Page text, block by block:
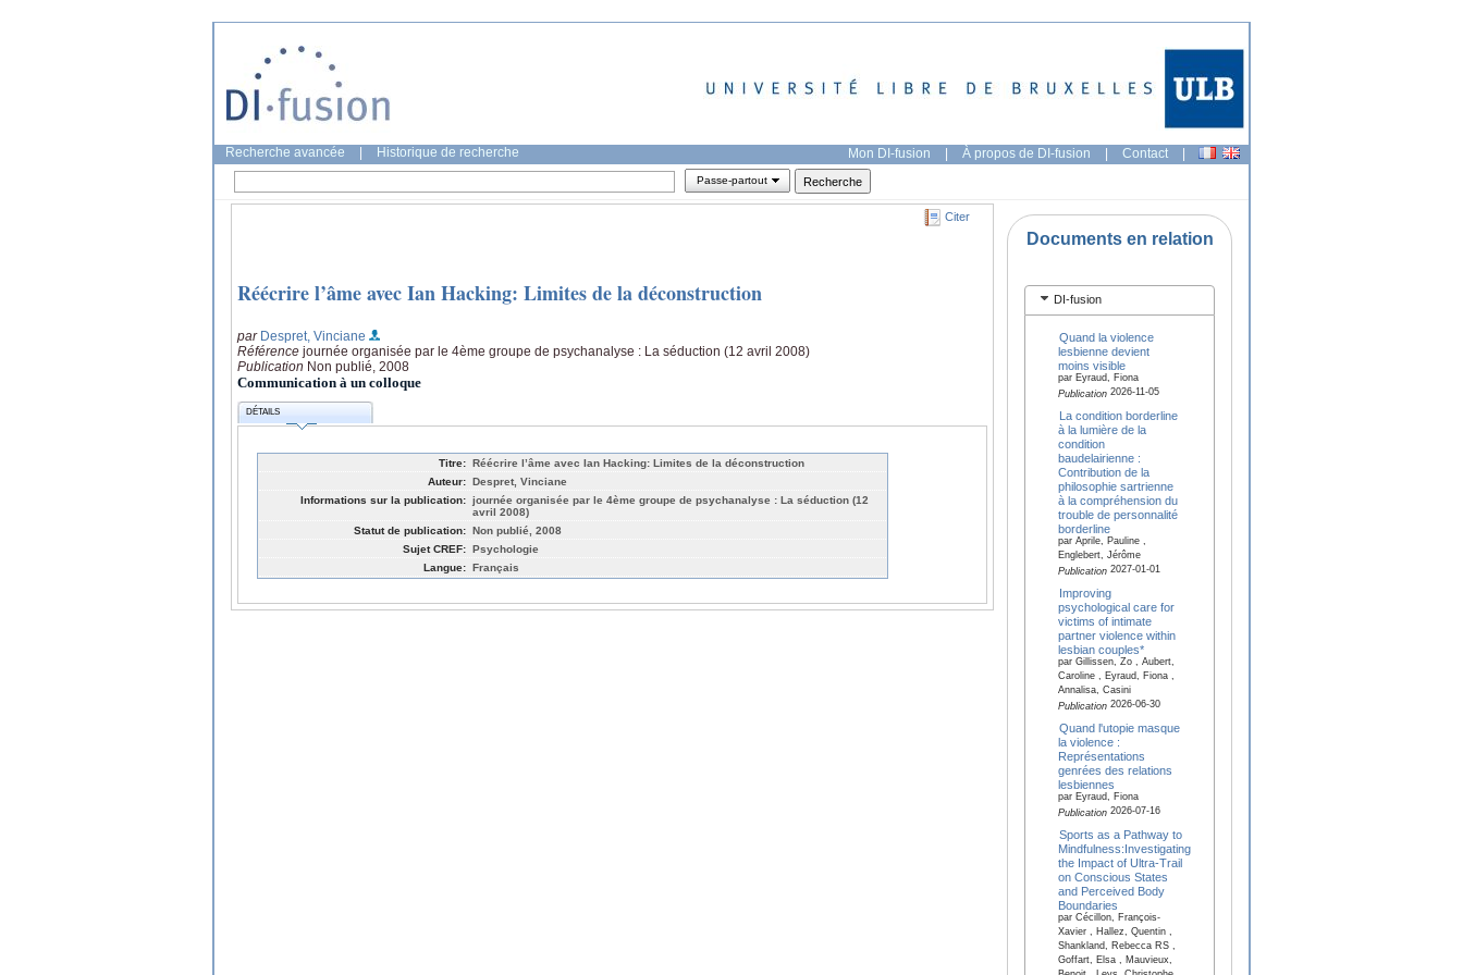
Recherche avancée Historique de recherche Mon DI-fusion | À propos de DI-fusion | Contact |
Passe-partout
Citer
Réécrire l’âme avec Ian Hacking: Limites de la déconstruction
par Despret, Vinciane
Référence journée organisée par le 4ème groupe de psychanalyse : La séduction (12 avril 2008)
Publication Non publié, 2008
Communication à un colloque
DÉTAILS
Titre: Réécrire l’âme avec Ian Hacking: Limites de la déconstruction
Auteur: Despret, Vinciane
Informations sur la publication: journée organisée par le 4ème groupe de psychanalyse : La séduction (12
avril 2008)
Statut de publication: Non publié, 2008
Sujet CREF: Psychologie
Langue: Français
Documents en relation
DI-fusion
Quand la violence
lesbienne devient
moins visible
par Eyraud, Fiona
Publication2026-11-05
La condition borderline
à la lumière de la
condition
baudelairienne :
Contribution de la
philosophie sartrienne
à la compréhension du
trouble de personnalité
borderline
par Aprile, Pauline ,
Englebert, Jérôme
Publication2027-01-01
Improving
psychological care for
victims of intimate
partner violence within
lesbian couples*
par Gillissen, Zo , Aubert,
Caroline , Eyraud, Fiona ,
Annalisa, Casini
Publication2026-06-30
Quand l'utopie masque
la violence :
Représentations
genrées des relations
lesbiennes
par Eyraud, Fiona
Publication2026-07-16
Sports as a Pathway to
Mindfulness:Investigating
the Impact of Ultra-Trail
on Conscious States
and Perceived Body
Boundaries
par Cécillon, François-
Xavier , Hallez, Quentin ,
Shankland, Rebecca RS ,
Goffart, Elsa , Mauvieux,